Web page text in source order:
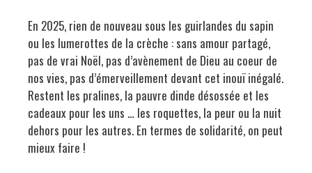
En 2025, rien de nouveau sous les guirlandes du sapin
ou les lumerottes de la crèche : sans amour partagé,
pas de vrai Noël, pas d’avènement de Dieu au coeur de
nos vies, pas d’émerveillement devant cet inouï inégalé.
Restent les pralines, la pauvre dinde désossée et les
cadeaux pour les uns … les roquettes, la peur ou la nuit
dehors pour les autres. En termes de solidarité, on peut
mieux faire !